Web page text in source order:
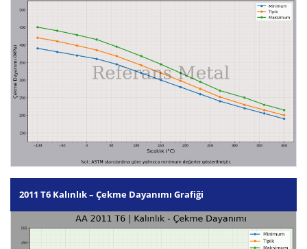
2011 T6 Kalınlık – Çekme Dayanımı Grafiği